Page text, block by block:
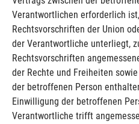
Verantwortlichen erforderlich
Rechtsvorschriften der Union
der Verantwortliche unterliegt,
Rechtsvorschriften
der Rechte und Freiheiten
der betroffenen Person
Einwilligung der betroffenen
Verantwortliche trifft